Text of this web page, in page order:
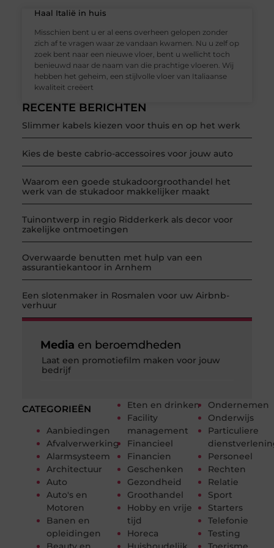
RECENTE BERICHTEN
Slimmer kabels kiezen voor thuis en op het werk
Kies de beste cabrio-accessoires voor jouw auto
Waarom een goede stukadoorgroothandel het
werk van de stukadoor makkelijker maakt
Tuinontwerp in regio Ridderkerk als decor voor
zakelijke ontmoetingen
Overwaarde benutten met hulp van een
assurantiekantoor in Arnhem
Een slotenmaker in Rosmalen voor uw Airbnb-
verhuur
CATEGORIEËN
Aanbiedingen
Afvalverwerking
Alarmsysteem
Architectuur
Auto
Auto's en
Motoren
Banen en
opleidingen
Eten en drinken
Facility
management
Financieel
Financien
Geschenken
Gezondheid
Groothandel
Hobby en vrije
tijd
Horeca
Ondernemen
Onderwijs
Particuliere
Personeel
Rechten
Relatie
Sport
Starters
Telefonie
Testing
Media en beroemdheden
Laat een promotiefilm maken voor jouw
bedrijf
Haal Italië in huis
Misschien bent u er al eens overheen gelopen zonder
zich af te vragen waar ze vandaan kwamen. Nu u zelf op
zoek bent naar een nieuwe vloer, bent u wellicht toch
benieuwd naar de naam van die prachtige vloeren. Wij
hebben het geheim, een stijlvolle vloer van Italiaanse
kwaliteit creëert